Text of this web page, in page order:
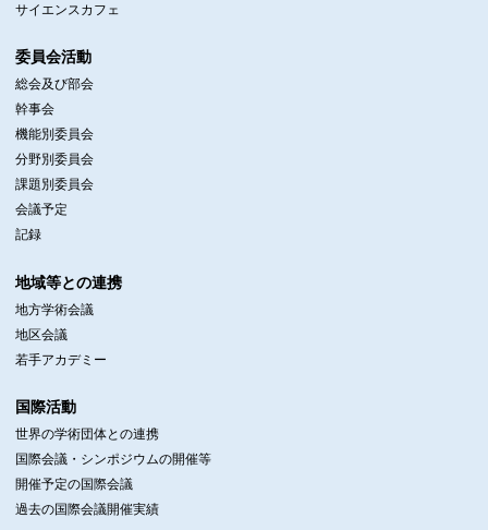
サイエンスカフェ
委員会活動
総会及び部会
幹事会
機能別委員会
分野別委員会
課題別委員会
会議予定
記録
地域等との連携
地方学術会議
地区会議
若手アカデミー
国際活動
世界の学術団体との連携
国際会議・シンポジウムの開催等
開催予定の国際会議
過去の国際会議開催実績